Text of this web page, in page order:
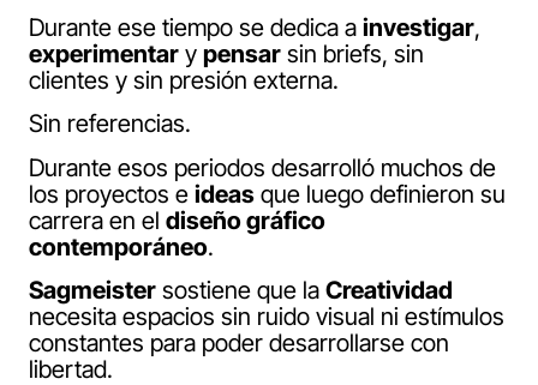
Durante ese tiempo se dedica a investigar,
experimentar y pensar sin briefs, sin
clientes y sin presión externa.
Sin referencias.
Durante esos periodos desarrolló muchos de
los proyectos e ideas que luego definieron su
carrera en el diseño gráfico
contemporáneo.
Sagmeister sostiene que la Creatividad
necesita espacios sin ruido visual ni estímulos
constantes para poder desarrollarse con
libertad.